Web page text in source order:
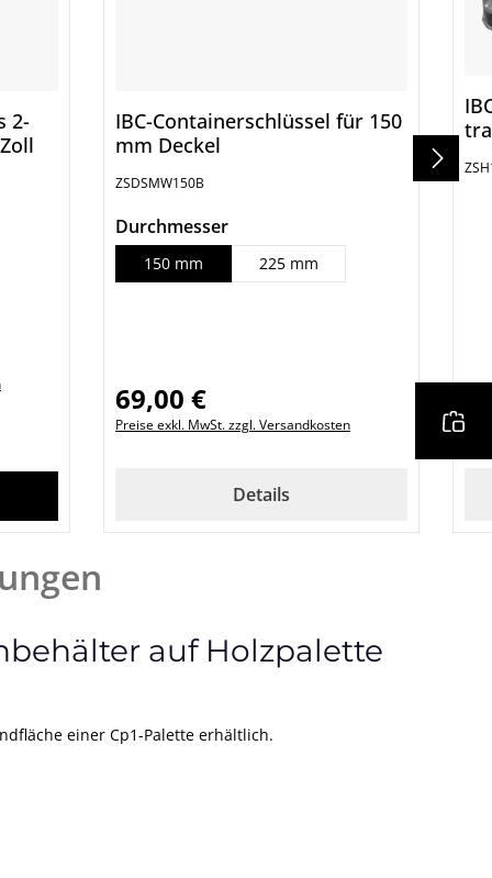
um die Anzahl zu erhöhen oder zu
benutze die Schaltflächen um die
2-
den gewünschten Wert ein oder
IBC-Containerschlüssel für 150
mm Deckel
ZSDSMW150B
Durchmesserauswählen
150 mm 225 mm
Regulärer Preis:
69,00 €
Preise exkl. MwSt. zzgl. Versandkosten
Details
auf Holzpalette
einer Cp1-Palette erhältlich.